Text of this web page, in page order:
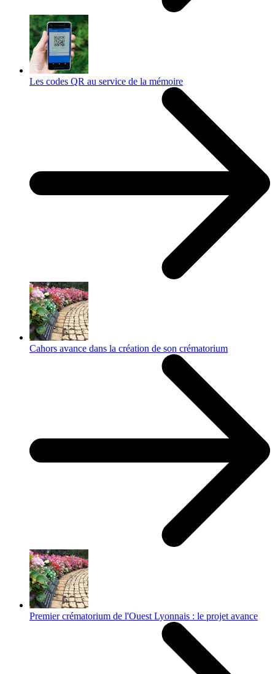
Les codes QR au service de la mémoire
Cahors avance dans la création de son crématorium
Premier crématorium de l'Ouest Lyonnais : le projet avance